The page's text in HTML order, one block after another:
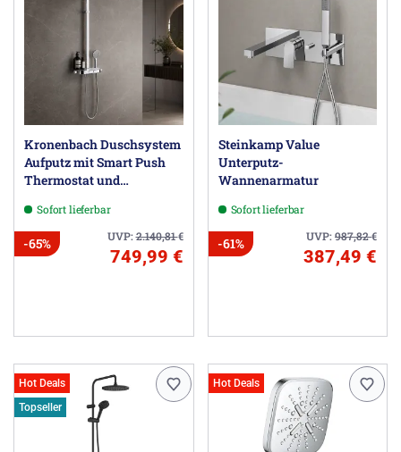
Kronenbach Duschsystem
Aufputz mit Smart Push
Thermostat und
Sofort lieferbar
UVP:2.140,81€
-65%
749,99 €
Steinkamp Value
Unterputz-
Wannenarmatur
Sofort lieferbar
UVP:987,82€
-61%
387,49 €
Hot Deals
Topseller
Hot Deals